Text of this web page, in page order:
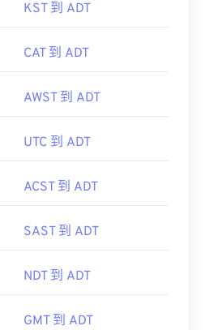
KST 到 ADT
CAT 到 ADT
AWST 到 ADT
UTC 到 ADT
ACST 到 ADT
SAST 到 ADT
NDT 到 ADT
GMT 到 ADT